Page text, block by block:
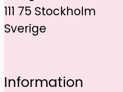
111 75 Stockholm
Sverige
Information